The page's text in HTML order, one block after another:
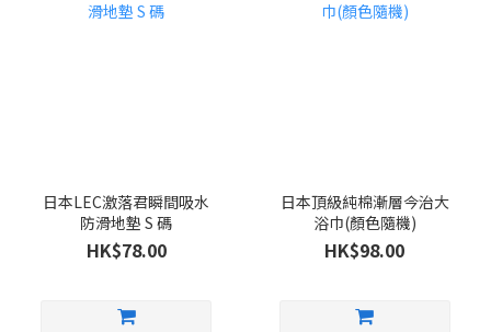
日本LEC激落君瞬間吸水
防滑地墊 S 碼
HK$78.00
日本頂級純棉漸層今治大
浴巾(顏色隨機)
HK$98.00